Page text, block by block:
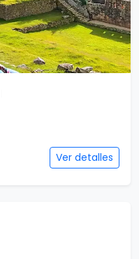
Ver detalles